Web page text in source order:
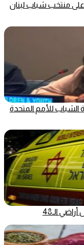
منتخب شباب لبنان
للأمم المتحدة